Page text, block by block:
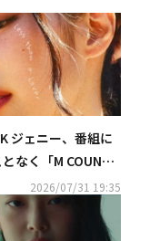
ジェニー、番組に
なく「M COUNTD
位を獲得2026/07/31 19:35